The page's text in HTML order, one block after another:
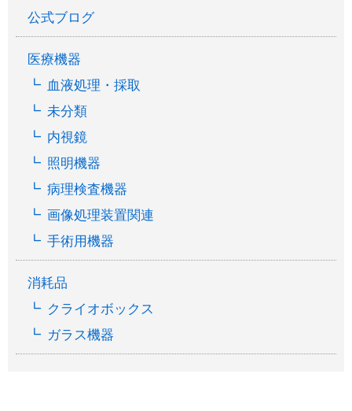
公式ブログ
医療機器
血液処理・採取
未分類
内視鏡
照明機器
病理検査機器
画像処理装置関連
手術用機器
消耗品
クライオボックス
ガラス機器